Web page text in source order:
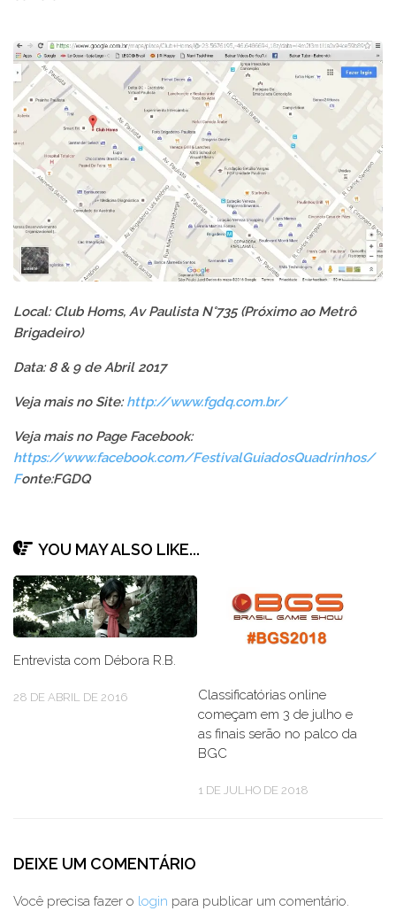
Local: Club Homs, Av Paulista N°735 (Próximo ao Metrô
Brigadeiro)
Data: 8 & 9 de Abril 2017
Veja mais no Site:http://www.fgdq.com.br/
Veja mais no Page Facebook:
https://www.facebook.com/FestivalGuiadosQuadrinhos/
Fonte:FGDQ
YOU MAY ALSO LIKE...
Entrevista com Débora R.B.
28 DE ABRIL DE 2016
Classificatórias online
começam em 3 de julho e
as finais serão no palco da
BGC
1 DE JULHO DE 2018
DEIXE UM COMENTÁRIO
Você precisa fazer o login para publicar um comentário.